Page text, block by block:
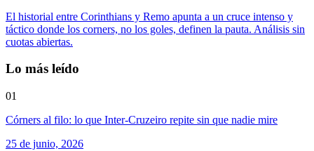
El historial entre Corinthians y Remo apunta a un cruce intenso y
táctico donde los corners, no los goles, definen la pauta. Análisis sin
cuotas abiertas.
Lo más leído
01
Córners al filo: lo que Inter-Cruzeiro repite sin que nadie mire
25 de junio, 2026